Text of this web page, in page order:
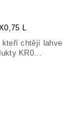
L
kteří chtějí lahve
KR0...